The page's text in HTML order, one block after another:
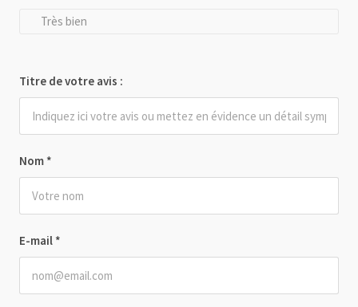
Nom *
E-mail *
Très bien
Titre de votre avis :